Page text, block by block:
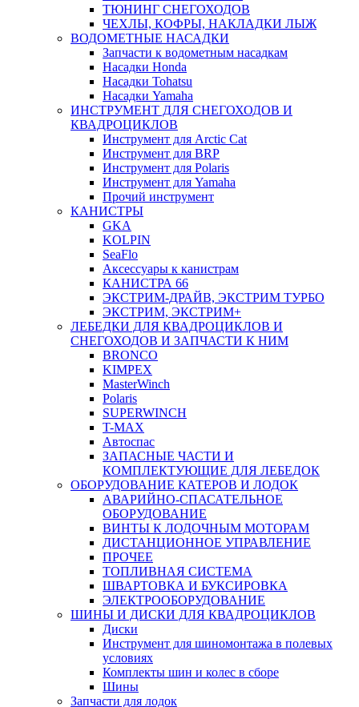
ТЮНИНГ СНЕГОХОДОВ
ЧЕХЛЫ, КОФРЫ, НАКЛАДКИ ЛЫЖ
ВОДОМЕТНЫЕ НАСАДКИ
Запчасти к водометным насадкам
Насадки Honda
Насадки Tohatsu
Насадки Yamaha
ИНСТРУМЕНТ ДЛЯ СНЕГОХОДОВ И
КВАДРОЦИКЛОВ
Инструмент для Arctic Cat
Инструмент для BRP
Инструмент для Polaris
Инструмент для Yamaha
Прочий инструмент
КАНИСТРЫ
GKA
KOLPIN
SeaFlo
Аксессуары к канистрам
КАНИСТРА 66
ЭКСТРИМ-ДРАЙВ, ЭКСТРИМ ТУРБО
ЭКСТРИМ, ЭКСТРИМ+
ЛЕБЕДКИ ДЛЯ КВАДРОЦИКЛОВ И
СНЕГОХОДОВ И ЗАПЧАСТИ К НИМ
BRONCO
KIMPEX
MasterWinch
Polaris
SUPERWINCH
T-MAX
Автоспас
ЗАПАСНЫЕ ЧАСТИ И
КОМПЛЕКТУЮЩИЕ ДЛЯ ЛЕБЕДОК
ОБОРУДОВАНИЕ КАТЕРОВ И ЛОДОК
АВАРИЙНО-СПАСАТЕЛЬНОЕ
ОБОРУДОВАНИЕ
ВИНТЫ К ЛОДОЧНЫМ МОТОРАМ
ДИСТАНЦИОННОЕ УПРАВЛЕНИЕ
ПРОЧЕЕ
ТОПЛИВНАЯ СИСТЕМА
ШВАРТОВКА И БУКСИРОВКА
ЭЛЕКТРООБОРУДОВАНИЕ
ШИНЫ И ДИСКИ ДЛЯ КВАДРОЦИКЛОВ
Диски
Инструмент для шиномонтажа в полевых
условиях
Комплекты шин и колес в сборе
Шины
Запчасти для лодок